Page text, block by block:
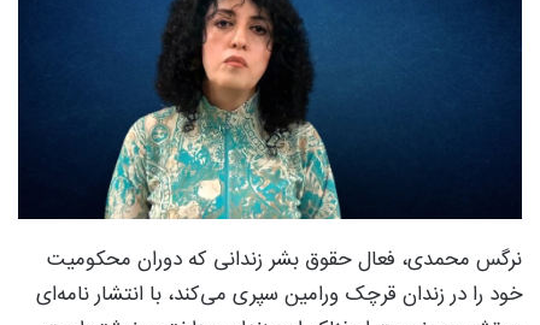
نرگس محمدی، فعال حقوق بشر زندانی که دوران محکومیت
خود را در زندان قرچک ورامین سپری می‌کند، با انتشار نامه‌ای